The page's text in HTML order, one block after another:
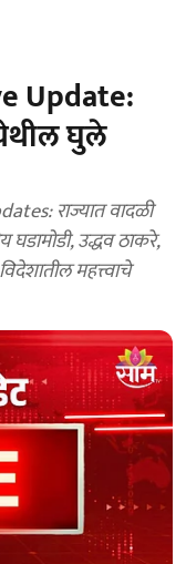
Update:
घुले
राज्यात वादळी
महत्त्वाचे